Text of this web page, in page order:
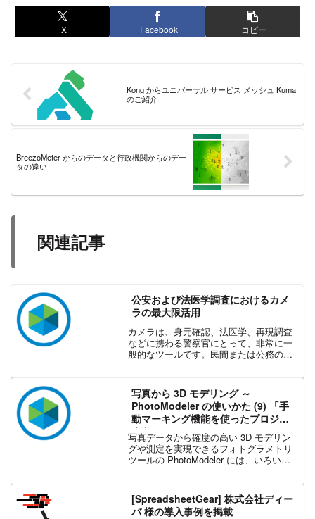
X Facebook コピー
Kong からユニバーサル サービス メッシュ Kuma
のご紹介
BreezoMeter からのデータと行政機関からのデー
タの違い
関連記事
公安および法医学調査におけるカメ
ラの最大限活用
カメラは、身元確認、法医学、再現調査
などに携わる警察官にとって、非常に一
般的なツールです。民間または公務の法
ディ カメラやドライブ レコーダーなどの
カメラが活用されてい...
写真から 3D モデリング ～
PhotoModeler の使いかた (9) 「手
動マーキング機能を使ったプロジェ
クト」
写真データから確度の高い 3D モデリン
グや測定を実現できるフォトグラメトリ
ツールの PhotoModeler には、いろいろ
った自動フィーチャー検出および...
[SpreadsheetGear] 株式会社ディー
バ 様の導入事例を掲載